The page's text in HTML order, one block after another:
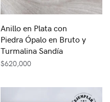
Anillo en Plata con
Piedra Ópalo en Bruto y
Turmalina Sandía
$620,000